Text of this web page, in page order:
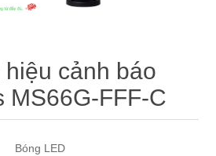
cảnh báo
MS66G-FFF-C
Bóng LED